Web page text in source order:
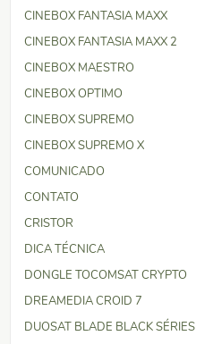
CINEBOX FANTASIA MAXX
CINEBOX FANTASIA MAXX 2
CINEBOX MAESTRO
CINEBOX OPTIMO
CINEBOX SUPREMO
CINEBOX SUPREMO X
COMUNICADO
CONTATO
CRISTOR
DICA TÉCNICA
DONGLE TOCOMSAT CRYPTO
DREAMEDIA CROID 7
DUOSAT BLADE BLACK SÉRIES